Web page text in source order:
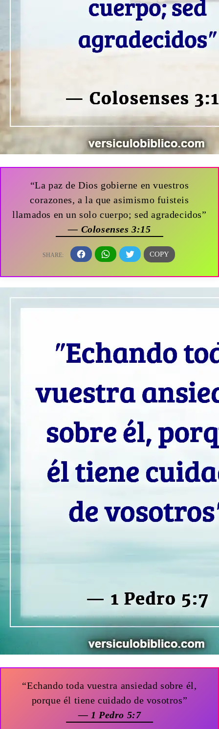
“La paz de Dios gobierne en vuestros
corazones, a la que asimismo fuisteis
llamados en un solo cuerpo; sed agradecidos”
— Colosenses 3:15
“Echando toda vuestra ansiedad sobre él,
porque él tiene cuidado de vosotros”
— 1 Pedro 5:7